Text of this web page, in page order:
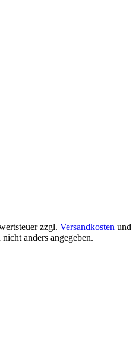
zzgl. Versandkosten und
anders angegeben.